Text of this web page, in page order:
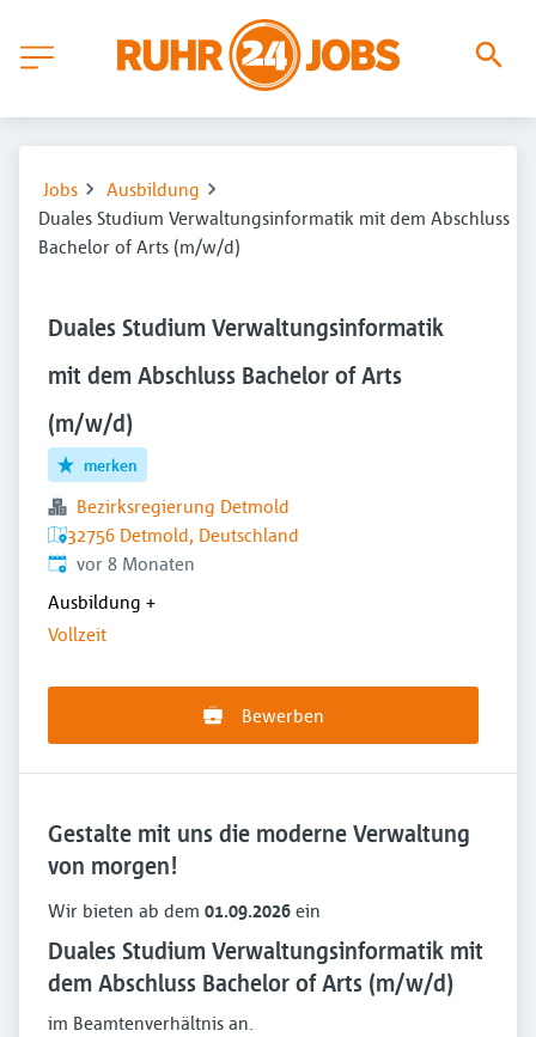
Jobs
Ausbildung
Duales Studium Verwaltungsinformatik mit dem Abschluss
Bachelor of Arts (m/w/d)
Duales Studium Verwaltungsinformatik
mit dem Abschluss Bachelor of Arts
(m/w/d)
merken
Bezirksregierung Detmold
32756 Detmold, Deutschland
Veröffentlicht:
vor 8 Monaten
Ausbildung +
Vollzeit
Bewerben
Gestalte mit uns die moderne Verwaltung
von morgen!
Wir bieten ab dem 01.09.2026 ein
Duales Studium Verwaltungsinformatik mit
dem Abschluss Bachelor of Arts (m/w/d)
im Beamtenverhältnis an.